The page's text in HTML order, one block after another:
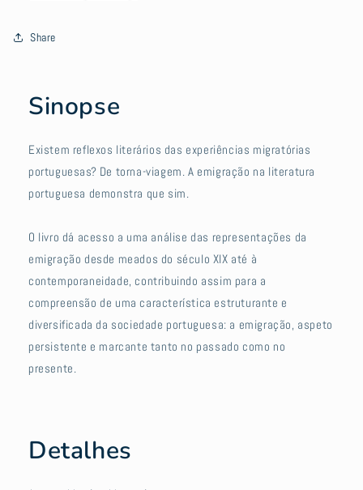
Share
Sinopse
Existem reflexos literários das experiências migratórias
portuguesas? De torna-viagem. A emigração na literatura
portuguesa demonstra que sim.
O livro dá acesso a uma análise das representações da
emigração desde meados do século XIX até à
contemporaneidade, contribuindo assim para a
compreensão de uma característica estruturante e
diversificada da sociedade portuguesa: a emigração, aspeto
persistente e marcante tanto no passado como no
presente.
Detalhes